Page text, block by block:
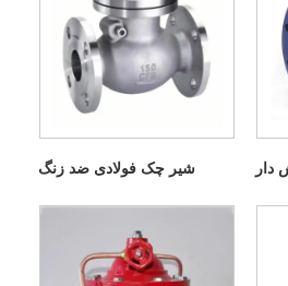
شیر چک فولادی ضد زنگ